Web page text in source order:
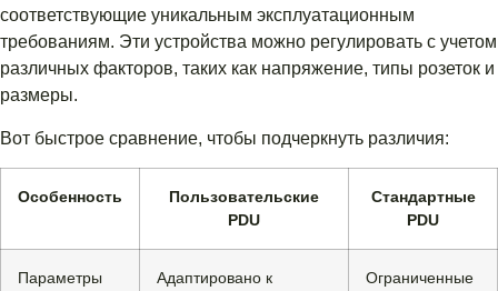
соответствующие уникальным эксплуатационным
требованиям. Эти устройства можно регулировать с учетом
различных факторов, таких как напряжение, типы розеток и
размеры.
Вот быстрое сравнение, чтобы подчеркнуть различия:
Особенность
Пользовательские
PDU
Стандартные
PDU
Параметры
Адаптировано к
Ограниченные